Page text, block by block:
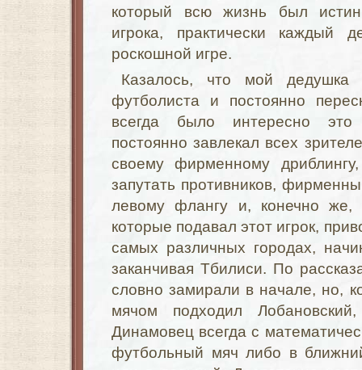
который всю жизнь был
игрока, практически каждый
роскошной игре.
Казалось, что мой
футболиста и постоянно
всегда было интересно
постоянно завлекал всех
своему фирменному
запутать противников,
левому флангу и, конечно же,
которые подавал этот игрок,
самых различных городах,
заканчивая Тбилиси. По
словно замирали в начале, но,
мячом подходил Лобановский,
Динамовец всегда с
футбольный мяч либо в